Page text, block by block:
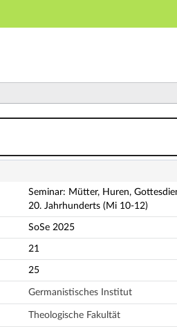
Frauenfiguren in der
Seminar: Mütter, Huren,
20. Jahrhunderts (Mi 10-12)
SoSe 2025
21
25
Germanistisches Institut
Theologische Fakultät